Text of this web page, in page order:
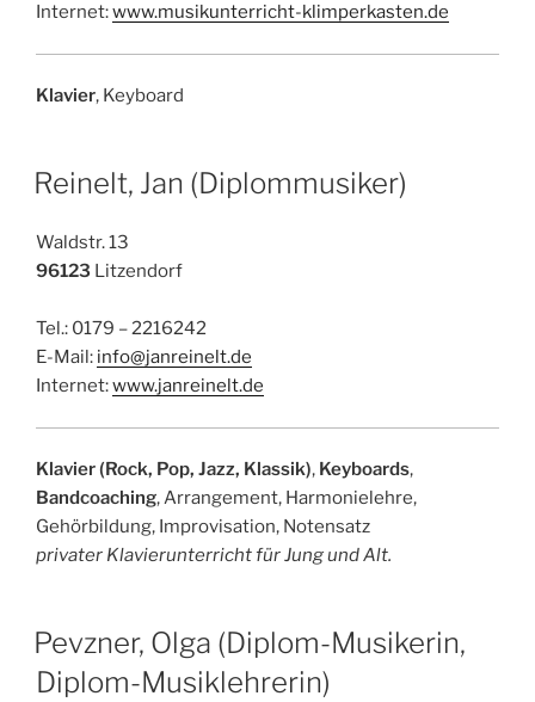
Internet:www.musikunterricht-klimperkasten.de
Klavier, Keyboard
Reinelt, Jan (Diplommusiker)
Waldstr. 13
96123 Litzendorf
Tel.: 0179 – 2216242
E-Mail: info@janreinelt.de
Internet:www.janreinelt.de
Klavier (Rock, Pop, Jazz, Klassik), Keyboards,
Bandcoaching, Arrangement, Harmonielehre,
Gehörbildung, Improvisation, Notensatz
privater Klavierunterricht für Jung und Alt.
Pevzner, Olga (Diplom-Musikerin,
Diplom-Musiklehrerin)